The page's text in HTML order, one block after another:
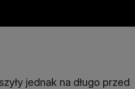
jednak na długo przed